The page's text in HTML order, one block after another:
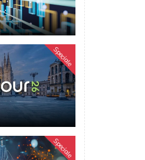
Speciale
Speciale